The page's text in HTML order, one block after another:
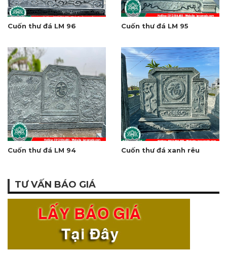
Cuốn thư đá LM 96 Cuốn thư đá LM 95
Cuốn thư đá LM 94 Cuốn thư đá xanh rêu
TƯ VẤN BÁO GIÁ